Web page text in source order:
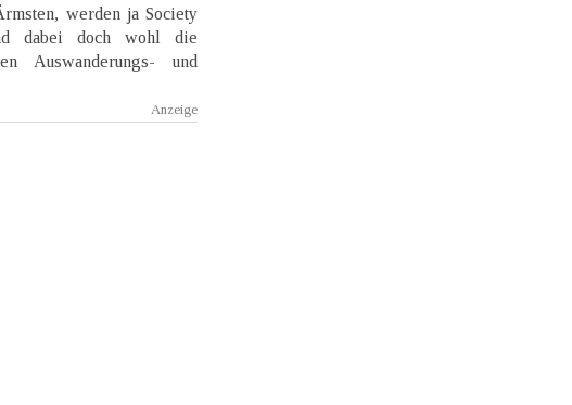
werden ja Society
dabei doch wohl die
Auswanderungs- und